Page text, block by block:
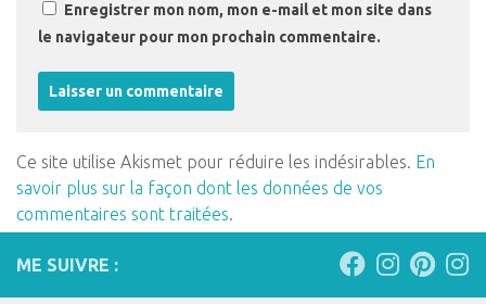
Enregistrer mon nom, mon e-mail et mon site dans
le navigateur pour mon prochain commentaire.
Ce site utilise Akismet pour réduire les indésirables. En
savoir plus sur la façon dont les données de vos
commentaires sont traitées.
ME SUIVRE :